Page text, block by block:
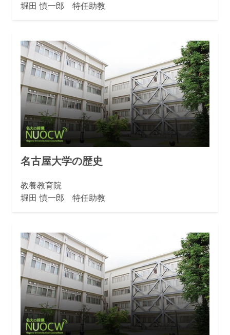
堀田 慎一郎 特任助教
名古屋大学の歴史
教養教育院
堀田 慎一郎 特任助教